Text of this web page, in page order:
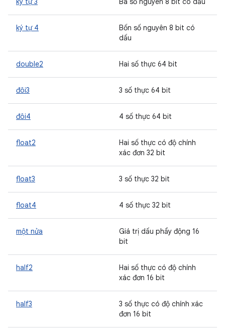
ký tự 4
Bốn số nguyên 8 bit có
dấu
double2 Hai số thực 64 bit
đôi3 3 số thực 64 bit
đôi4 4 số thực 64 bit
float2
Hai số thực có độ chính
xác đơn 32 bit
float3 3 số thực 32 bit
float4 4 số thực 32 bit
một nửa
Giá trị dấu phẩy động 16
bit
half2
Hai số thực có độ chính
xác đơn 16 bit
half3
3 số thực có độ chính xác
đơn 16 bit